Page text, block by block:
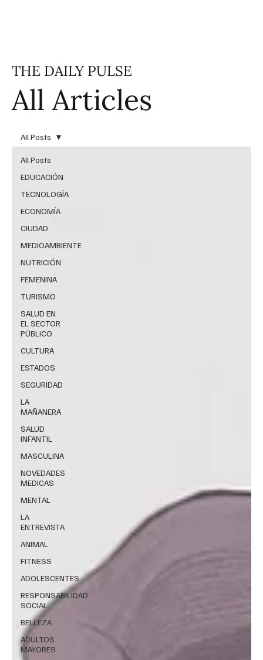
All Articles
THE DAILY PULSE
All Posts
EDUCACIÓN
TECNOLOGÍA
ECONOMÍA
CIUDAD
MEDIOAMBIENTE
NUTRICIÓN
FEMENINA
TURISMO
SALUD EN
EL SECTOR
PÚBLICO
CULTURA
ESTADOS
SEGURIDAD
LA
MAÑANERA
SALUD
INFANTIL
MASCULINA
NOVEDADES
MEDICAS
MENTAL
LA
ENTREVISTA
ANIMAL
FITNESS
ADOLESCENTES
RESPONSABILIDAD
SOCIAL
BELLEZA
ADULTOS
MAYORES
All Posts